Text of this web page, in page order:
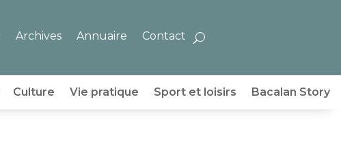
Archives Annuaire Contact
Culture Vie pratique Sport et loisirs Bacalan Story